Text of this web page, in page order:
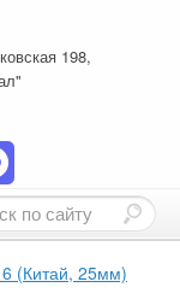
198,
(Китай, 25мм)